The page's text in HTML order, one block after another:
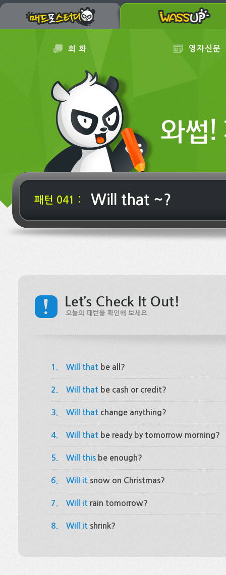
회 화 영자신문
패턴 041 : Will that ~?
1. Will that be all?
2. Will that be cash or credit?
3. Will that change anything?
4. Will that be ready by tomorrow morning?
5. Will this be enough?
6. Will it snow on Christmas?
7. Will it rain tomorrow?
8. Will it shrink?